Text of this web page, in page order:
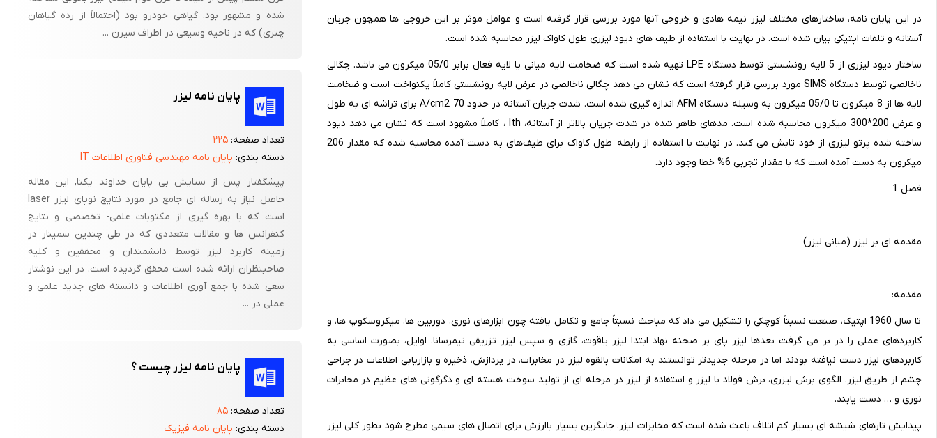
در این پایان نامه، ساختارهای مختلف لیزر نیمه هادی و خروجی آنها مورد بررسی قرار گرفته است و عوامل موثر بر این خروجی ها همچون جریان
آستانه و تلفات اپتیکی بیان شده است. در نهایت با استفاده از طیف های دیود لیزری طول کاواک لیزر محاسبه شده است.
ساختار دیود لیزری از 5 لایه رونشستی توسط دستگاه LPE تهیه شده است که ضخامت لایه میانی یا لایه فعال برابر 05/0 میکرون می باشد. چگالی
ناخالصی توسط دستگاه SIMS مورد بررسی قرار گرفته است که نشان می دهد چگالی ناخالصی در عرض لایه رونشستی کاملاً یکنواخت است و ضخامت
لایه ها از 8 میکرون تا 05/0 میکرون به وسیله دستگاه AFM اندازه گیری شده است. شدت جریان آستانه در حدود A/cm2 70 برای تراشه ای به طول
و عرض 200*300 میکرون محاسبه شده است. مدهای ظاهر شده در شدت جریان بالاتر از آستانه، Ith ، کاملاً مشهود است که نشان می دهد دیود
ساخته شده پرتو لیزری از خود تابش می کند. در نهایت با استفاده از رابطه طول کاواک برای طیف‌های به دست آمده محاسبه شده که مقدار 206
میکرون به دست آمده است که با مقدار تجربی 6% خطا وجود دارد.
فصل 1
مقدمه ای بر لیزر (مبانی لیزر)
مقدمه:
تا سال 1960 اپتیک، صنعت نسبتاً کوچکی را تشکیل می داد که مباحث نسبتاً جامع و تکامل یافته چون ابزارهای نوری، دوربین ها، میکروسکوپ ها، و
کاربردهای عملی را در بر می گرفت بعدها لیزر پای بر صحنه نهاد ابتدا لیزر یاقوت، گازی و سپس لیزر تزریقی نیمرسانا. اوایل، بصورت اساسی به
کاربردهای لیزر دست نیافته بودند اما در مرحله جدیدتر توانستند به امکانات بالقوه لیزر در مخابرات، در پردازش، ذخیره و بازاریابی اطلاعات در جراحی
چشم از طریق لیزر، الگوی برش لیزری، برش فولاد با لیزر و استفاده از لیزر در مرحله ای از تولید سوخت هسته ای و دگرگونی های عظیم در مخابرات
نوری و … دست یابند.
پیدایش تارهای شیشه ای بسیار کم اتلاف باعث شده است که مخابرات لیزر، جایگزین بسیار باارزش برای اتصال های سیمی مطرح شود بطور کلی لیزر
شده و مشهور بود. گیاهی خودرو بود (احتمالاً از رده گیاهان
چتری) که در ناحیه وسیعی در اطراف سیرن ...
پایان نامه لیزر
تعداد صفحه:۲۲۵
دسته بندی: پایان نامه مهندسی فناوری اطلاعات IT
پیشگفتار پس از ستایش بی پایان خداوند یکتا, این مقاله
حاصل نیاز به رساله ای جامع در مورد نتایج نوپای لیزر laser
است که با بهره گیری از مکتوبات علمی- تخصصی و نتایج
کنفرانس ها و مقالات متعددی که در طی چندین سمینار در
زمینه کاربرد لیزر توسط دانشمندان و محققین و کلیه
صاحبنظران ارائه شده است محقق گردیده است. در این نوشتار
سعی شده با جمع آوری اطلاعات و دانسته های جدید علمی و
عملی در ...
پایان نامه لیزر چیست ؟
تعداد صفحه:۸۵
دسته بندی: پایان نامه فیزیک